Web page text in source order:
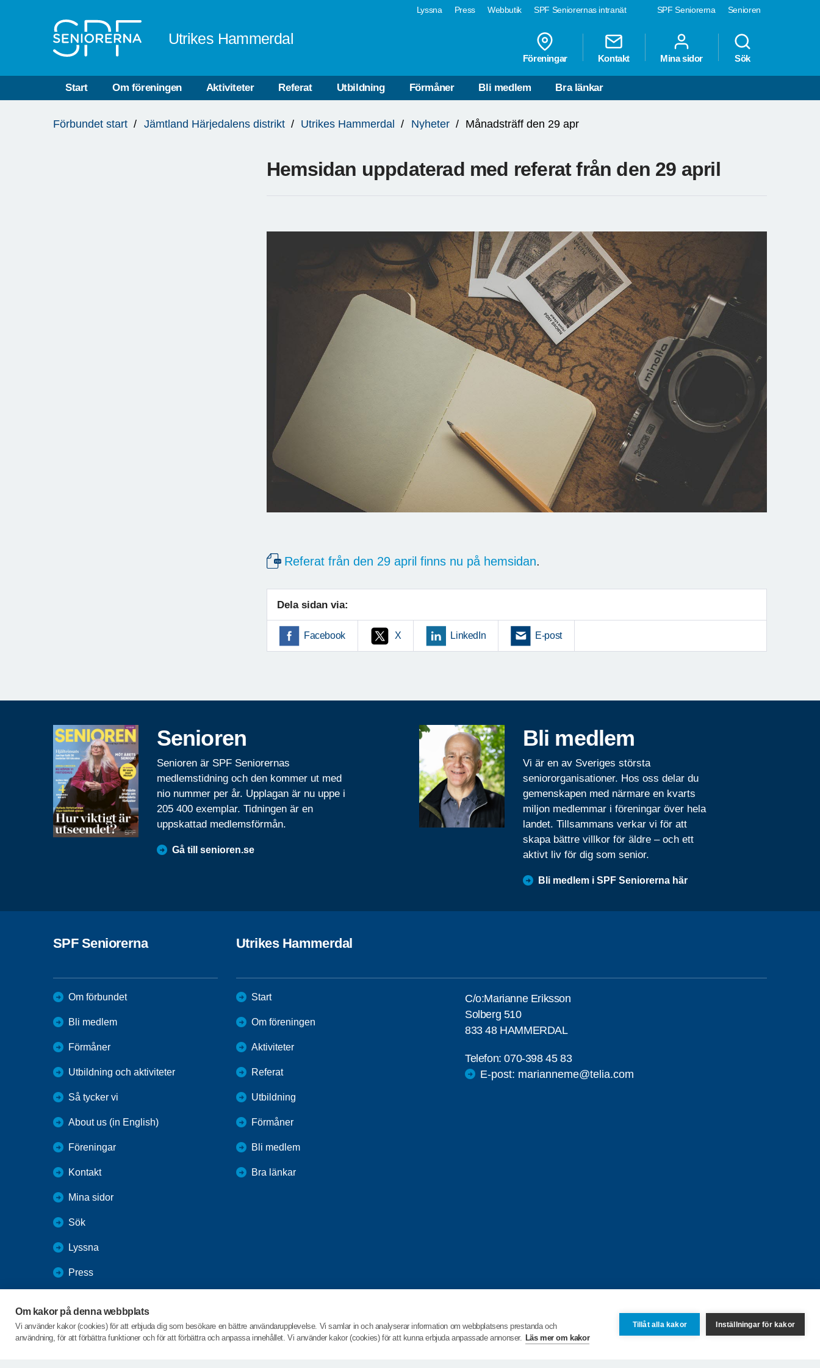
Om kakor på denna webbplats
Vi använder kakor (cookies) för att erbjuda dig som besökare en bättre användarupplevelse. Vi samlar in och analyserar information om webbplatsens prestanda och
användning, för att förbättra funktioner och för att förbättra och anpassa innehållet. Vi använder kakor (cookies) för att kunna erbjuda anpassade annonser. Läs mer om kakor
Tillåt alla kakor Inställningar för kakor
SPF Seniorerna Senioren
Lyssna Press Webbutik SPF Seniorernas intranät
Utrikes Hammerdal
Föreningar Kontakt Mina sidor Sök
Start Om föreningen Aktiviteter Referat Utbildning Förmåner Bli medlem Bra länkar
är
Förbundet start Jämtland Härjedalens distrikt Utrikes Hammerdal Nyheter Månadsträff den 29 apr
Hemsidan uppdaterad med referat från den 29 april
Referat från den 29 april finns nu på hemsidan.
Dela sidan via:
Facebook X LinkedIn E-post
Senioren
Senioren är SPF Seniorernas
medlemstidning och den kommer ut med
nio nummer per år. Upplagan är nu uppe i
205 400 exemplar. Tidningen är en
uppskattad medlemsförmån.
Gå till senioren.se
Bli medlem
Vi är en av Sveriges största
seniororganisationer. Hos oss delar du
gemenskapen med närmare en kvarts
miljon medlemmar i föreningar över hela
landet. Tillsammans verkar vi för att
skapa bättre villkor för äldre – och ett
aktivt liv för dig som senior.
Bli medlem i SPF Seniorerna här
SPF Seniorerna
Om förbundet
Bli medlem
Förmåner
Utbildning och aktiviteter
Så tycker vi
About us (in English)
Föreningar
Kontakt
Mina sidor
Sök
Lyssna
Press
SPF Seniorernas intranät
Utrikes Hammerdal
Start
Om föreningen
Aktiviteter
Referat
Utbildning
Förmåner
Bli medlem
Bra länkar
C/o:Marianne Eriksson
Solberg 510
833 48 HAMMERDAL
Telefon:070-398 45 83
E-post: marianneme@telia.com